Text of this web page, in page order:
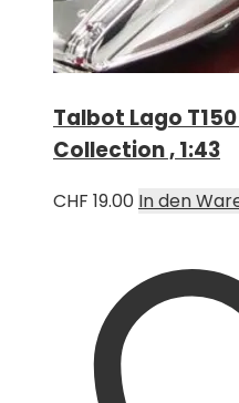
Talbot Lago T150
Collection , 1:43
CHF 19.00 In den